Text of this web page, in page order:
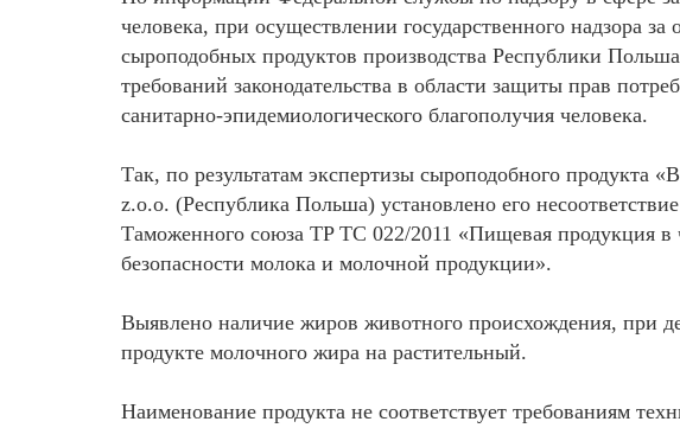
человека, при осуществлении государственного надзора
сыроподобных продуктов производства Республики
требований законодательства в области защиты прав
санитарно-эпидемиологического благополучия человека.
Так, по результатам экспертизы сыроподобного продукта
z.o.o. (Республика Польша) установлено его
Таможенного союза TP ТС 022/2011 «Пищевая продукция
безопасности молока и молочной продукции».
Выявлено наличие жиров животного происхождения, при
продукте молочного жира на растительный.
Наименование продукта не соответствует требованиям